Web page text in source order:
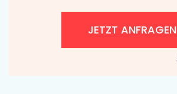
JETZT ANFRAGEN